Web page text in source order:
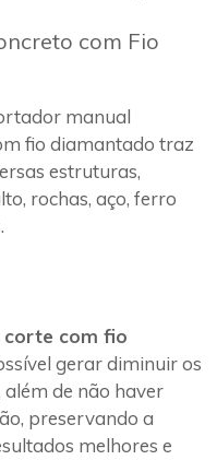
com Fio
manual
fio diamantado traz
estruturas,
rochas, aço, ferro
corte com fio
gerar diminuir os
de não haver
preservando a
melhores e